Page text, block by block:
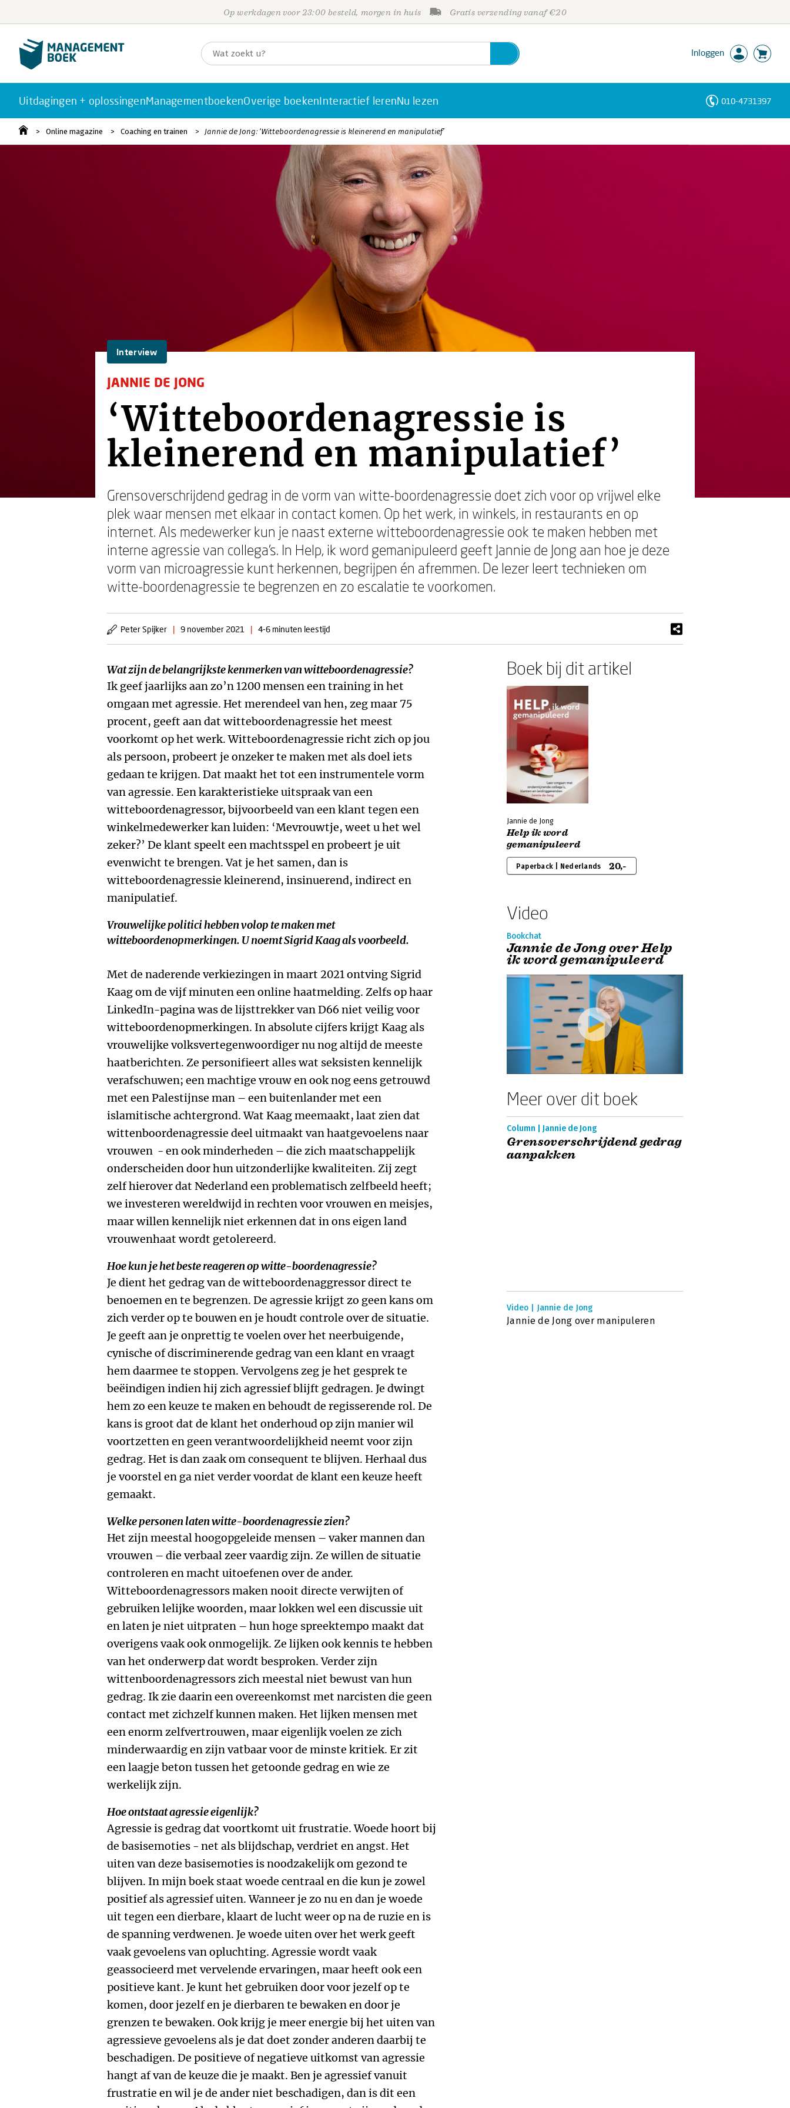
Op werkdagen voor 23:00 besteld, morgen in huis Gratis verzending vanaf €20
Inloggen
Uitdagingen + oplossingenManagementboekenOverige boekenInteractief lerenNu lezen 010-4731397
Online magazine Coaching en trainen Jannie de Jong: ‘Witteboordenagressie is kleinerend en manipulatief’
Interview
JANNIE DE JONG
‘Witteboordenagressie is
kleinerend en manipulatief’
Grensoverschrijdend gedrag in de vorm van witte-boordenagressie doet zich voor op vrijwel elke
plek waar mensen met elkaar in contact komen. Op het werk, in winkels, in restaurants en op
internet. Als medewerker kun je naast externe witteboordenagressie ook te maken hebben met
interne agressie van collega’s. In Help, ik word gemanipuleerd geeft Jannie de Jong aan hoe je deze
vorm van microagressie kunt herkennen, begrijpen én afremmen. De lezer leert technieken om
witte-boordenagressie te begrenzen en zo escalatie te voorkomen.
Peter Spijker | 9 november 2021 | 4-6 minuten leestijd
Wat zijn de belangrijkste kenmerken van witteboordenagressie?
Ik geef jaarlijks aan zo’n 1200 mensen een training in het
omgaan met agressie. Het merendeel van hen, zeg maar 75
procent, geeft aan dat witteboordenagressie het meest
voorkomt op het werk. Witteboordenagressie richt zich op jou
als persoon, probeert je onzeker te maken met als doel iets
gedaan te krijgen. Dat maakt het tot een instrumentele vorm
van agressie. Een karakteristieke uitspraak van een
witteboordenagressor, bijvoorbeeld van een klant tegen een
winkelmedewerker kan luiden: ‘Mevrouwtje, weet u het wel
zeker?’ De klant speelt een machtsspel en probeert je uit
evenwicht te brengen. Vat je het samen, dan is
witteboordenagressie kleinerend, insinuerend, indirect en
manipulatief.
Vrouwelijke politici hebben volop te maken met
witteboordenopmerkingen. U noemt Sigrid Kaag als voorbeeld.
Met de naderende verkiezingen in maart 2021 ontving Sigrid
Kaag om de vijf minuten een online haatmelding. Zelfs op haar
LinkedIn-pagina was de lijsttrekker van D66 niet veilig voor
witteboordenopmerkingen. In absolute cijfers krijgt Kaag als
vrouwelijke volksvertegenwoordiger nu nog altijd de meeste
haatberichten. Ze personifieert alles wat seksisten kennelijk
verafschuwen; een machtige vrouw en ook nog eens getrouwd
met een Palestijnse man – een buitenlander met een
islamitische achtergrond. Wat Kaag meemaakt, laat zien dat
wittenboordenagressie deel uitmaakt van haatgevoelens naar
vrouwen - en ook minderheden – die zich maatschappelijk
onderscheiden door hun uitzonderlijke kwaliteiten. Zij zegt
zelf hierover dat Nederland een problematisch zelfbeeld heeft;
we investeren wereldwijd in rechten voor vrouwen en meisjes,
maar willen kennelijk niet erkennen dat in ons eigen land
vrouwenhaat wordt getolereerd.
Hoe kun je het beste reageren op witte-boordenagressie?
Je dient het gedrag van de witteboordenaggressor direct te
benoemen en te begrenzen. De agressie krijgt zo geen kans om
zich verder op te bouwen en je houdt controle over de situatie.
Je geeft aan je onprettig te voelen over het neerbuigende,
cynische of discriminerende gedrag van een klant en vraagt
hem daarmee te stoppen. Vervolgens zeg je het gesprek te
beëindigen indien hij zich agressief blijft gedragen. Je dwingt
hem zo een keuze te maken en behoudt de regisserende rol. De
kans is groot dat de klant het onderhoud op zijn manier wil
voortzetten en geen verantwoordelijkheid neemt voor zijn
gedrag. Het is dan zaak om consequent te blijven. Herhaal dus
je voorstel en ga niet verder voordat de klant een keuze heeft
gemaakt.
Welke personen laten witte-boordenagressie zien?
Het zijn meestal hoogopgeleide mensen – vaker mannen dan
vrouwen – die verbaal zeer vaardig zijn. Ze willen de situatie
controleren en macht uitoefenen over de ander.
Witteboordenagressors maken nooit directe verwijten of
gebruiken lelijke woorden, maar lokken wel een discussie uit
en laten je niet uitpraten – hun hoge spreektempo maakt dat
overigens vaak ook onmogelijk. Ze lijken ook kennis te hebben
van het onderwerp dat wordt besproken. Verder zijn
wittenboordenagressors zich meestal niet bewust van hun
gedrag. Ik zie daarin een overeenkomst met narcisten die geen
contact met zichzelf kunnen maken. Het lijken mensen met
een enorm zelfvertrouwen, maar eigenlijk voelen ze zich
minderwaardig en zijn vatbaar voor de minste kritiek. Er zit
een laagje beton tussen het getoonde gedrag en wie ze
werkelijk zijn.
Hoe ontstaat agressie eigenlijk?
Agressie is gedrag dat voortkomt uit frustratie. Woede hoort bij
de basisemoties - net als blijdschap, verdriet en angst. Het
uiten van deze basisemoties is noodzakelijk om gezond te
blijven. In mijn boek staat woede centraal en die kun je zowel
positief als agressief uiten. Wanneer je zo nu en dan je woede
uit tegen een dierbare, klaart de lucht weer op na de ruzie en is
de spanning verdwenen. Je woede uiten over het werk geeft
vaak gevoelens van opluchting. Agressie wordt vaak
geassocieerd met vervelende ervaringen, maar heeft ook een
positieve kant. Je kunt het gebruiken door voor jezelf op te
komen, door jezelf en je dierbaren te bewaken en door je
grenzen te bewaken. Ook krijg je meer energie bij het uiten van
agressieve gevoelens als je dat doet zonder anderen daarbij te
beschadigen. De positieve of negatieve uitkomst van agressie
hangt af van de keuze die je maakt. Ben je agressief vanuit
frustratie en wil je de ander niet beschadigen, dan is dit een
Boek bij dit artikel
Jannie de Jong
Help ik word
gemanipuleerd
Paperback | Nederlands 20,-
Video
Bookchat
Jannie de Jong over Help
ik word gemanipuleerd
Meer over dit boek
Column | Jannie de Jong
Grensoverschrijdend gedrag
aanpakken
Video | Jannie de Jong
Jannie de Jong over manipuleren
Personen